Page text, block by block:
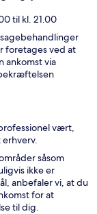
til kl. 21.00
foretages ved at
ankomst via
vært,
såsom
ikke er
anbefaler vi, at du
for at
til dig.